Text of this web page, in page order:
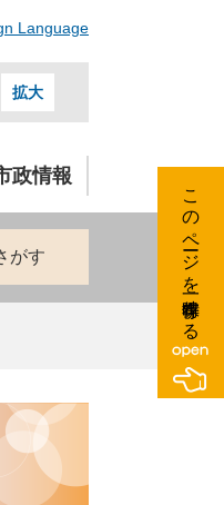
Language
拡大
政情報
がす このページを一時保存する